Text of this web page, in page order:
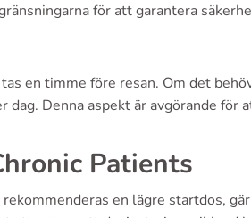
för att garantera
en timme före resan. Om det
Denna aspekt är avgörande för
Patients
en lägre startdos,